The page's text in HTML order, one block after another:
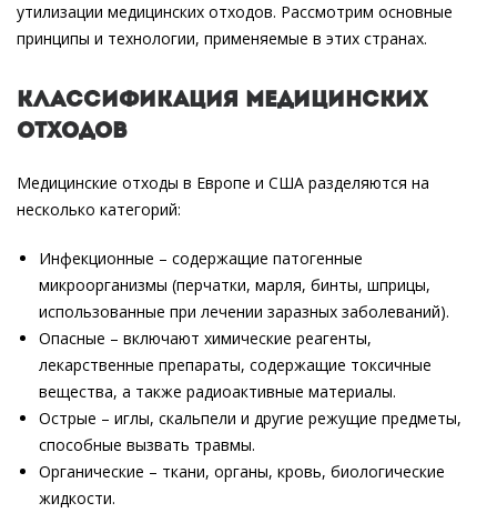
утилизации медицинских отходов. Рассмотрим основные
принципы и технологии, применяемые в этих странах.
Классификация медицинских
отходов
Медицинские отходы в Европе и США разделяются на
несколько категорий:
Инфекционные – содержащие патогенные
микроорганизмы (перчатки, марля, бинты, шприцы,
использованные при лечении заразных заболеваний).
Опасные – включают химические реагенты,
лекарственные препараты, содержащие токсичные
вещества, а также радиоактивные материалы.
Острые – иглы, скальпели и другие режущие предметы,
способные вызвать травмы.
Органические – ткани, органы, кровь, биологические
жидкости.